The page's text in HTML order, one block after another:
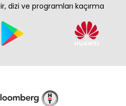
dizi ve programları kaçırma